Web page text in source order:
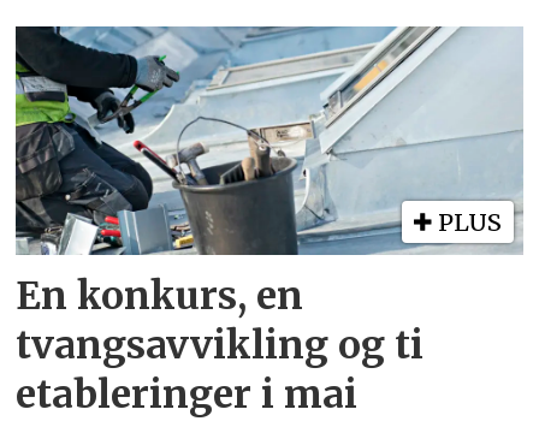
PLUS
En konkurs, en
tvangsavvikling og ti
etableringer i mai